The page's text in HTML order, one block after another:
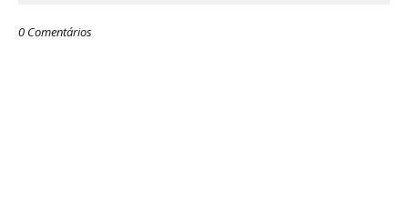
0 Comentários